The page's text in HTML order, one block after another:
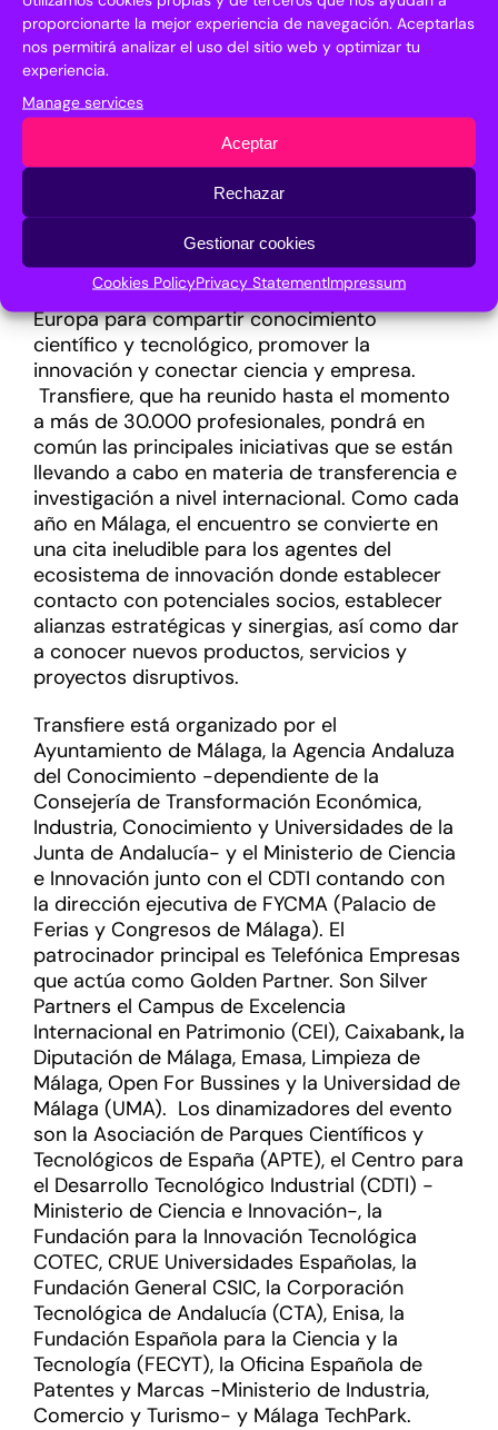
proporcionarte la mejor experiencia de navegación. Aceptarlas
nos permitirá analizar el uso del sitio web y optimizar tu
experiencia.
Manage services
Aceptar
Rechazar
Gestionar cookies
Cookies PolicyPrivacy StatementImpressum
inversor en ciencia como iniciativa rentable y
clave para el crecimiento de los territorios. De
esta forma, el BOOSTING ZONE de CDTI
concentrará instrumentos y ayudas
financieras reunidas en una misma zona, casos
de éxito en torno a la transferencia y áreas de
información y asesoría especializadas sobre
acceso a instrumentos de financiación tanto
nacionales como internacionales.
El foro vuelve en 2022 en su fecha habitual
como principal encuentro de I+D+i del sur de
Europa para compartir conocimiento
científico y tecnológico, promover la
innovación y conectar ciencia y empresa.
Transfiere, que ha reunido hasta el momento
a más de 30.000 profesionales, pondrá en
común las principales iniciativas que se están
llevando a cabo en materia de transferencia e
investigación a nivel internacional. Como cada
año en Málaga, el encuentro se convierte en
una cita ineludible para los agentes del
ecosistema de innovación donde establecer
contacto con potenciales socios, establecer
alianzas estratégicas y sinergias, así como dar
a conocer nuevos productos, servicios y
proyectos disruptivos.
Transfiere está organizado por el
Ayuntamiento de Málaga, la Agencia Andaluza
del Conocimiento -dependiente de la
Consejería de Transformación Económica,
Industria, Conocimiento y Universidades de la
Junta de Andalucía- y el Ministerio de Ciencia
e Innovación junto con el CDTI contando con
la dirección ejecutiva de FYCMA (Palacio de
Ferias y Congresos de Málaga). El
patrocinador principal es Telefónica Empresas
que actúa como Golden Partner. Son Silver
Partners el Campus de Excelencia
Internacional en Patrimonio (CEI), Caixabank, la
Diputación de Málaga, Emasa, Limpieza de
Málaga, Open For Bussines y la Universidad de
Málaga (UMA). Los dinamizadores del evento
son la Asociación de Parques Científicos y
Tecnológicos de España (APTE), el Centro para
el Desarrollo Tecnológico Industrial (CDTI) -
Ministerio de Ciencia e Innovación-, la
Fundación para la Innovación Tecnológica
COTEC, CRUE Universidades Españolas, la
Fundación General CSIC, la Corporación
Tecnológica de Andalucía (CTA), Enisa, la
Fundación Española para la Ciencia y la
Tecnología (FECYT), la Oficina Española de
Patentes y Marcas -Ministerio de Industria,
Comercio y Turismo- y Málaga TechPark.